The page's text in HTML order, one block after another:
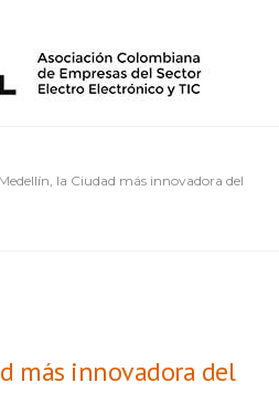
Medellín, la Ciudad más innovadora del
más innovadora del